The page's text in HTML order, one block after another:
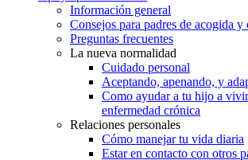
Información general
Consejos para padres de acogida y
Preguntas frecuentes
La nueva normalidad
Cuidado personal
Aceptando, apenando, y
Como ayudar a tu hijo a
enfermedad crónica
Relaciones personales
Cómo manejar tu vida diaria
Estar en contacto con otros